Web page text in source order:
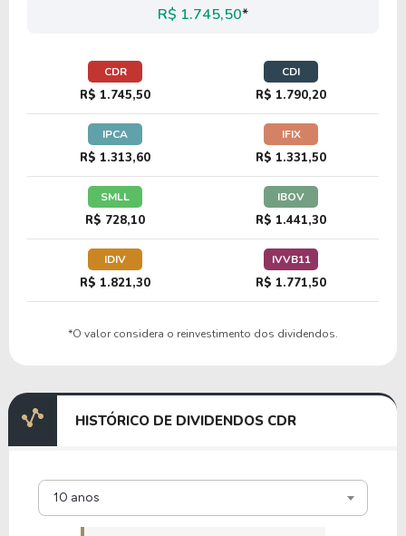
R$ 1.745,50*
CDR
R$ 1.745,50
CDI
R$ 1.790,20
IPCA
R$ 1.313,60
IFIX
R$ 1.331,50
SMLL
R$ 728,10
IBOV
R$ 1.441,30
IDIV
R$ 1.821,30
IVVB11
R$ 1.771,50
*O valor considera o reinvestimento dos dividendos.
HISTÓRICO DE DIVIDENDOS CDR
10 anos